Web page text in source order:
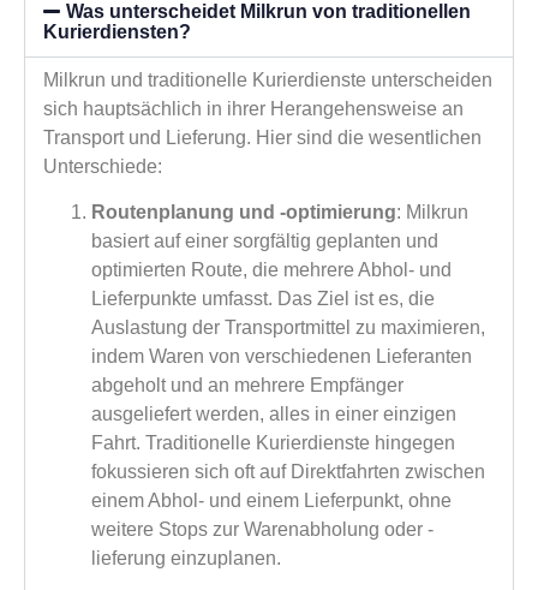
Was unterscheidet Milkrun von traditionellen
Kurierdiensten?
Milkrun und traditionelle Kurierdienste unterscheiden
sich hauptsächlich in ihrer Herangehensweise an
Transport und Lieferung. Hier sind die wesentlichen
Unterschiede:
Routenplanung und -optimierung: Milkrun
basiert auf einer sorgfältig geplanten und
optimierten Route, die mehrere Abhol- und
Lieferpunkte umfasst. Das Ziel ist es, die
Auslastung der Transportmittel zu maximieren,
indem Waren von verschiedenen Lieferanten
abgeholt und an mehrere Empfänger
ausgeliefert werden, alles in einer einzigen
Fahrt. Traditionelle Kurierdienste hingegen
fokussieren sich oft auf Direktfahrten zwischen
einem Abhol- und einem Lieferpunkt, ohne
weitere Stops zur Warenabholung oder -
lieferung einzuplanen.